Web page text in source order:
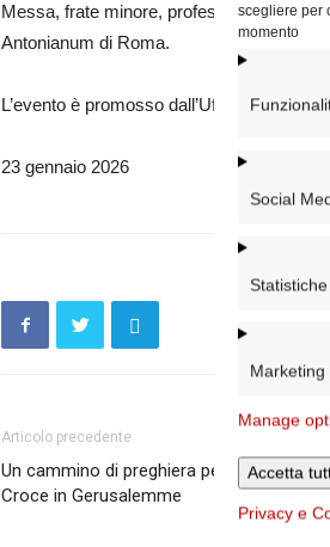
scegliere per
momento
Social
Statistiche
Marketing
Manage
Accetta
Privacy e
Messa, frate minore, professore di
Antonianum di Roma.
L’evento è promosso dall’Ufficio per la
23 gennaio 2026
Articolo precedente
Un cammino di preghiera per la pace a
Croce in Gerusalemme